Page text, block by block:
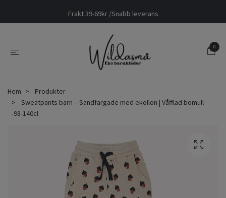
Frakt 39-69kr /Snabb leverans
0
Hem
Produkter
Sweatpants barn – Sandfärgade med ekollon | Våfflad bomull
-98-140cl